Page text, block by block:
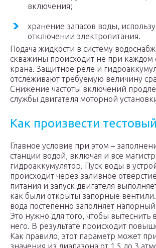
включения;
хранение запасов воды,
отключении электропитания.
Подача жидкости в систему
скважины происходит не при каждом
крана. Защитное реле и
отслеживают требуемую величину
Снижение частоты включений
службы двигателя моторной
Как произвести
Главное условие при этом –
станции водой, включая и все
гидроаккумулятор. Пуск воды в
происходит через заливное
питания и запуск двигателя
как были открыты запорные вентили.
вода постепенно заполняет
Это нужно для того, чтобы вытеснить
него. В результате происходит
Как правило, этот параметр может
значения из диапазона от 1,5 до 3